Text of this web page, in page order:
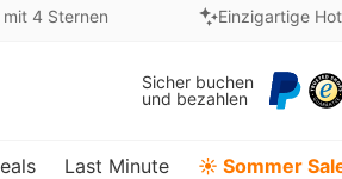
4 Sternen Einzigartige
Sicher buchen
und bezahlen
Last Minute ☀️ Sommer